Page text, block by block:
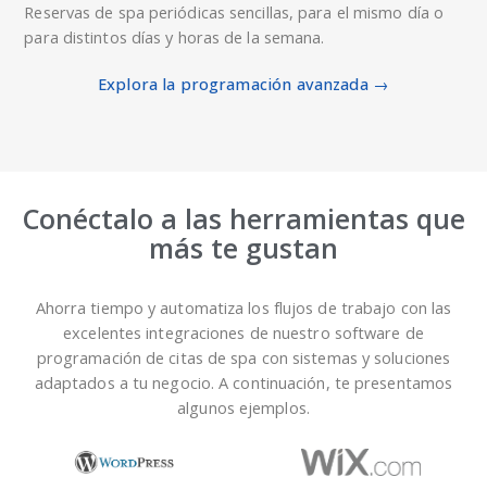
Reservas de spa periódicas sencillas, para el mismo día o
para distintos días y horas de la semana.
Explora la programación avanzada →
Conéctalo a las herramientas que
más te gustan
Ahorra tiempo y automatiza los flujos de trabajo con las
excelentes integraciones de nuestro software de
programación de citas de spa con sistemas y soluciones
adaptados a tu negocio. A continuación, te presentamos
algunos ejemplos.